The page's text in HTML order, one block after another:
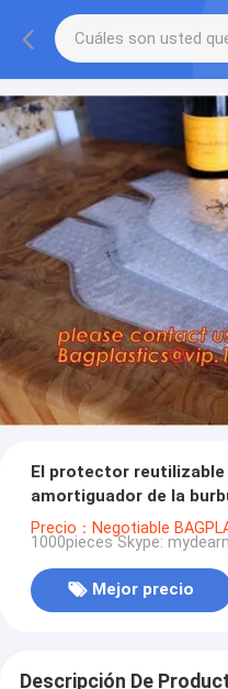
El protector
amortiguador de la
del viaje, impacto
Precio：Negotiable
1000pieces Skype:
Mejor precio
Descripción De